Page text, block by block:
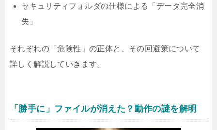
セキュリティフォルダの仕様による「データ完全消
失」
それぞれの「危険性」の正体と、その回避策について
詳しく解説していきます。
「勝手に」ファイルが消えた？動作の謎を解明